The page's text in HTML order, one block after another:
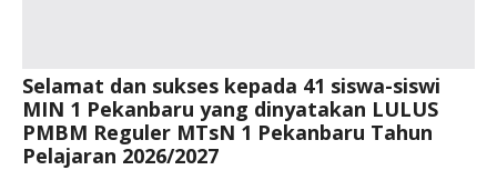
Selamat dan sukses kepada 41 siswa-siswi
MIN 1 Pekanbaru yang dinyatakan LULUS
PMBM Reguler MTsN 1 Pekanbaru Tahun
Pelajaran 2026/2027